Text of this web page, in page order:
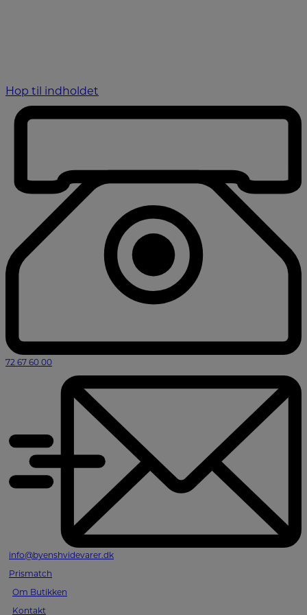
Hop til indholdet
72 67 60 00
info@byenshvidevarer.dk
Prismatch
Om Butikken
Kontakt